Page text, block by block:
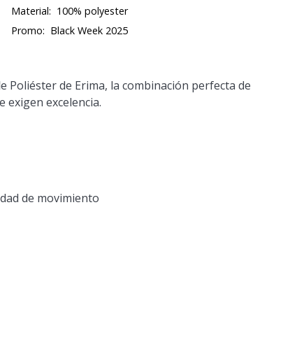
Material: 100% polyester
Promo: Black Week 2025
Poliésterde Erima, la combinación perfecta de
exigen excelencia.
de movimiento